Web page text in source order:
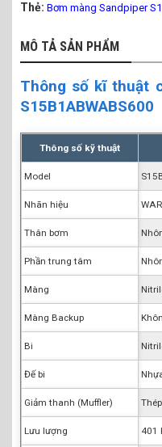
Thẻ: Bơm màng Sandpiper
MÔ TẢ SẢN PHẨM
Thông số kĩ thuật
S15B1ABWABS600
Thông số kỹ thuật
Model
Nhãn hiệu
Thân bơm
Phần trung tâm
Màng
Màng Backup
Bi
Đế bi
Giảm thanh (Muffler) Thép
Lưu lượng 401